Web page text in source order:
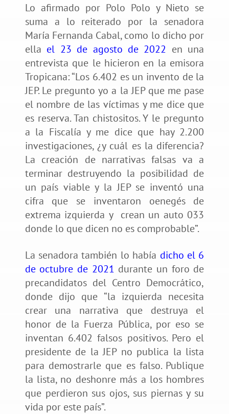
Lo afirmado por Polo Polo y Nieto se
suma a lo reiterado por la senadora
María Fernanda Cabal, como lo dicho por
ella el 23 de agosto de 2022 en una
entrevista que le hicieron en la emisora
Tropicana: “Los 6.402 es un invento de la
JEP. Le pregunto yo a la JEP que me pase
el nombre de las víctimas y me dice que
es reserva. Tan chistositos. Y le pregunto
a la Fiscalía y me dice que hay 2.200
investigaciones, ¿y cuál es la diferencia?
La creación de narrativas falsas va a
terminar destruyendo la posibilidad de
un país viable y la JEP se inventó una
cifra que se inventaron oenegés de
extrema izquierda y crean un auto 033
donde lo que dicen no es comprobable”.
La senadora también lo había dicho el 6
de octubre de 2021 durante un foro de
precandidatos del Centro Democrático,
donde dijo que “la izquierda necesita
crear una narrativa que destruya el
honor de la Fuerza Pública, por eso se
inventan 6.402 falsos positivos. Pero el
presidente de la JEP no publica la lista
para demostrarle que es falso. Publique
la lista, no deshonre más a los hombres
que perdieron sus ojos, sus piernas y su
vida por este país”.